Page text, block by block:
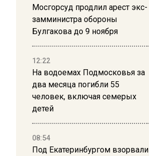
Мосгорсуд продлил арест экс-
замминистра обороны
Булгакова до 9 ноября
12:22
На водоемах Подмосковья за
два месяца погибли 55
человек, включая семерых
детей
08:54
Под Екатеринбургом взорвали